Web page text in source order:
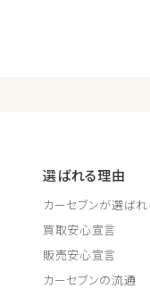
選ばれる理由
カーセブンが選ば
買取安心宣言
販売安心宣言
カーセブンの流通